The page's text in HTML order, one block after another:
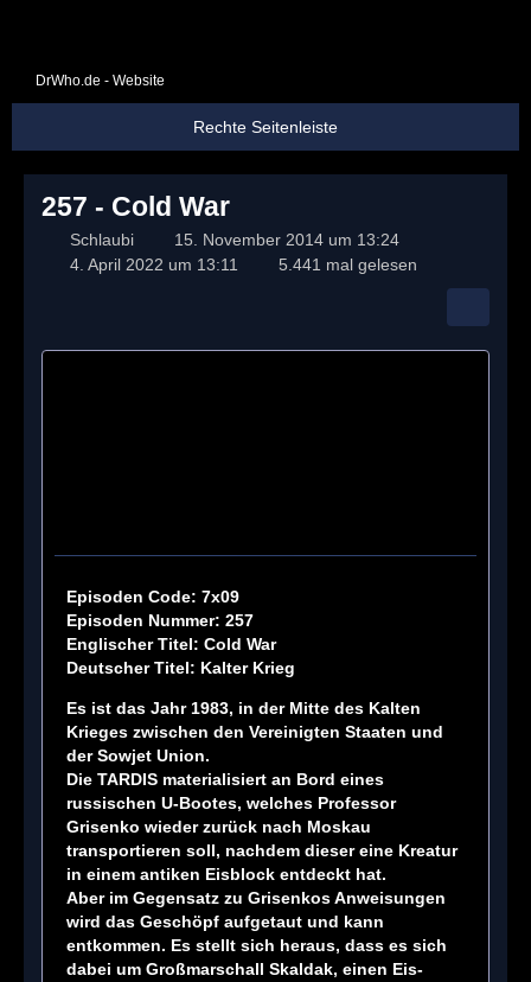
DrWho.de - Website
257 - Cold War
Schlaubi
15. November 2014 um 13:24
4. April 2022 um 13:11
5.441 mal gelesen
Episoden Code: 7x09
Episoden Nummer: 257
Englischer Titel: Cold War
Deutscher Titel: Kalter Krieg
Es ist das Jahr 1983, in der Mitte des Kalten
Krieges zwischen den Vereinigten Staaten und
der Sowjet Union.
Die TARDIS materialisiert an Bord eines
russischen U-Bootes, welches Professor
Grisenko wieder zurück nach Moskau
transportieren soll, nachdem dieser eine Kreatur
in einem antiken Eisblock entdeckt hat.
Aber im Gegensatz zu Grisenkos Anweisungen
wird das Geschöpf aufgetaut und kann
entkommen. Es stellt sich heraus, dass es sich
dabei um Großmarschall Skaldak, einen Eis-